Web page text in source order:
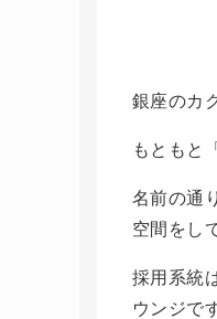
銀座のカ
もともと
名前の通
空間をし
採用系統
ウンジで